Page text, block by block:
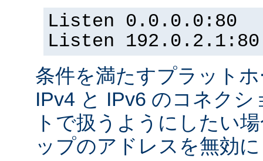
Listen 0.0.0.0:80
Listen 192.0.2.1:80
条件を満たすプラット
IPv4 と IPv6 のコネク
トで扱うようにしたい
ップのアドレスを無効